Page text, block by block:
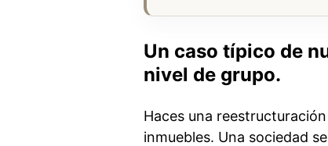
Un caso típico de
nivel de grupo.
Haces una
inmuebles. Una sociedad